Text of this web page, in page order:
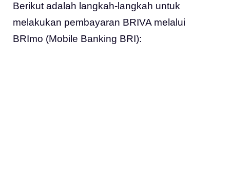
Berikut adalah langkah-langkah untuk
melakukan pembayaran BRIVA melalui
BRImo (Mobile Banking BRI):